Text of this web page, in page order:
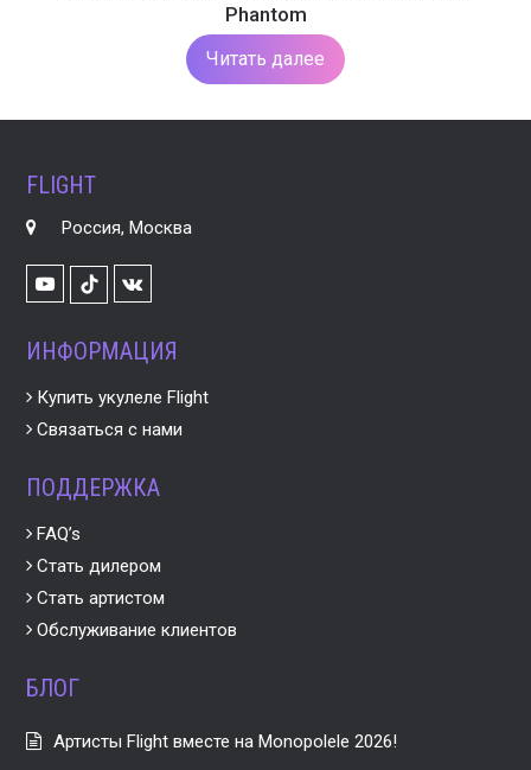
Phantom
Читать далее
FLIGHT
Россия, Москва
YoutubeTikTok
VK
ИНФОРМАЦИЯ
Купить укулеле Flight
Связаться с нами
ПОДДЕРЖКА
FAQ’s
Стать дилером
Стать артистом
Обслуживание клиентов
БЛОГ
Артисты Flight вместе на Monopolele 2026!